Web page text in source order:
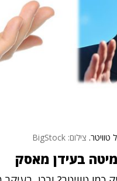
צילום: BigStock
בעידן מאסק